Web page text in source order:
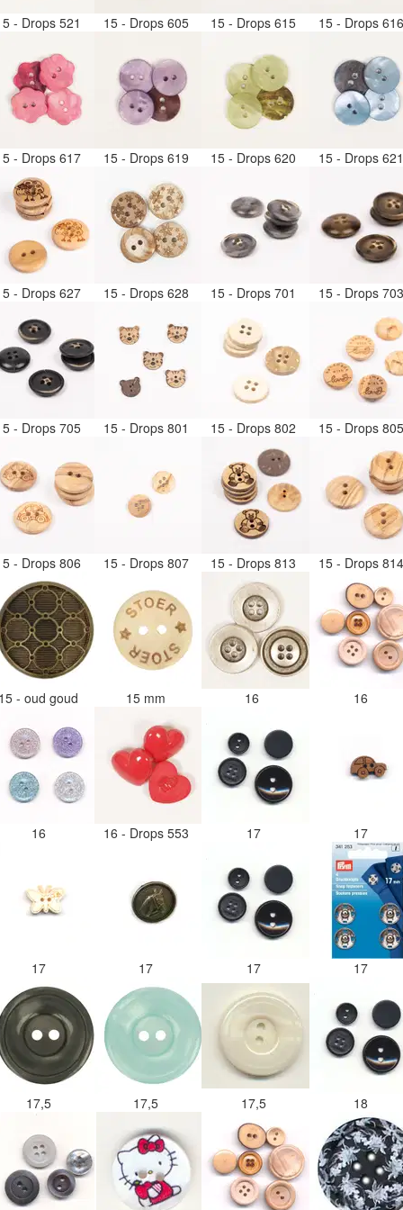
- Drops 521 15 - Drops 605 15 - Drops 615 15 - Drops
- Drops 617 15 - Drops 619 15 - Drops 620 15 - Drops
- Drops 627 15 - Drops 628 15 - Drops 701 15 - Drops
- Drops 705 15 - Drops 801 15 - Drops 802 15 - Drops
- Drops 806 15 - Drops 807 15 - Drops 813 15 - Drops
- oud goud 15 mm 16 16
16 16 - Drops 553 17 17
17 17 17 17
17,5 17,5 17,5 18